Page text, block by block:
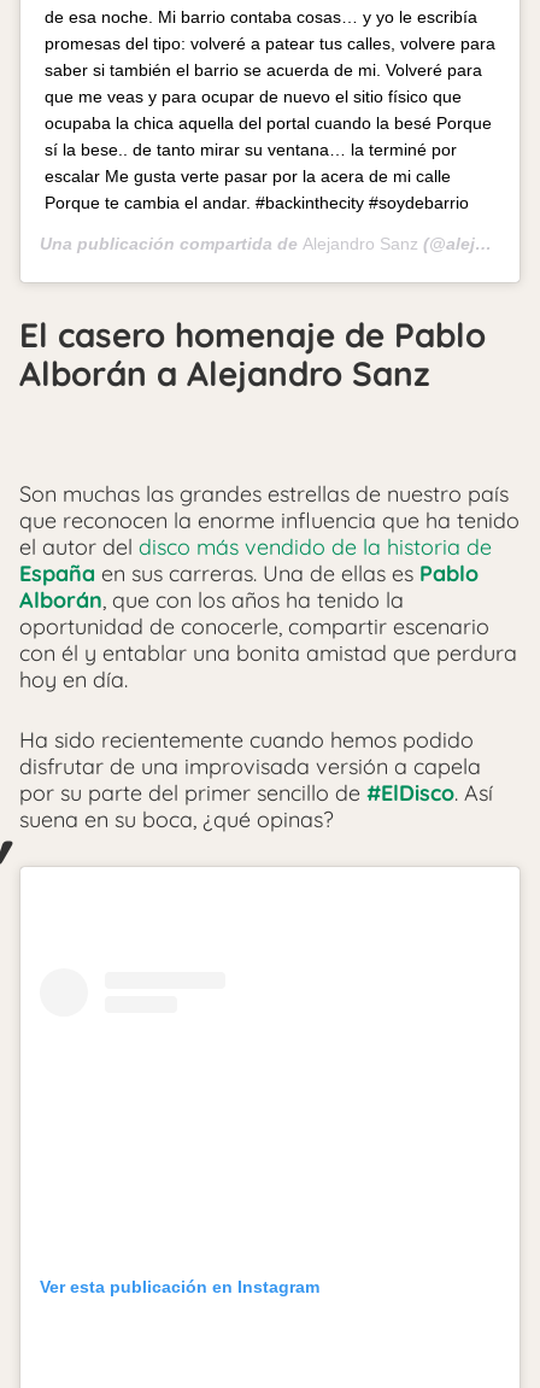
de esa noche. Mi barrio contaba cosas… y yo le escribía
promesas del tipo: volveré a patear tus calles, volvere para
saber si también el barrio se acuerda de mi. Volveré para
que me veas y para ocupar de nuevo el sitio físico que
ocupaba la chica aquella del portal cuando la besé Porque
sí la bese.. de tanto mirar su ventana… la terminé por
escalar Me gusta verte pasar por la acera de mi calle
Porque te cambia el andar. #backinthecity #soydebarrio
Una publicación compartida de Alejandro Sanz (@alejandrosanz) el
El casero homenaje de Pablo
Alborán a Alejandro Sanz
Son muchas las grandes estrellas de nuestro país
que reconocen la enorme influencia que ha tenido
el autor del disco más vendido de la historia de
España en sus carreras. Una de ellas es Pablo
Alborán, que con los años ha tenido la
oportunidad de conocerle, compartir escenario
con él y entablar una bonita amistad que perdura
hoy en día.
Ha sido recientemente cuando hemos podido
disfrutar de una improvisada versión a capela
por su parte del primer sencillo de #ElDisco. Así
suena en su boca, ¿qué opinas?
Ver esta publicación en Instagram